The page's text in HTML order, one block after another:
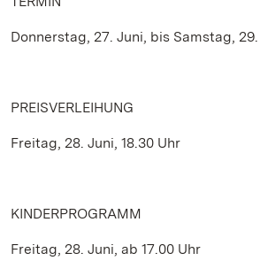
Donnerstag, 27. Juni, bis Samstag,
PREISVERLEIHUNG
Freitag, 28. Juni, 18.30 Uhr
KINDERPROGRAMM
Freitag, 28. Juni, ab 17.00 Uhr